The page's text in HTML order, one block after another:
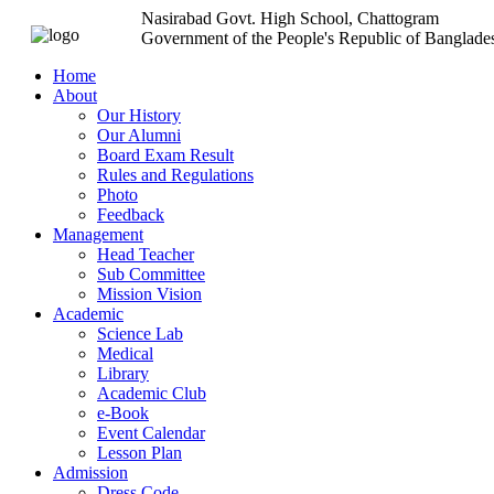
Nasirabad Govt. High School, Chattogram
Government of the People's Republic of
Home
About
Our History
Our Alumni
Board Exam Result
Rules and Regulations
Photo
Feedback
Management
Head Teacher
Sub Committee
Mission Vision
Academic
Science Lab
Medical
Library
Academic Club
e-Book
Event Calendar
Lesson Plan
Admission